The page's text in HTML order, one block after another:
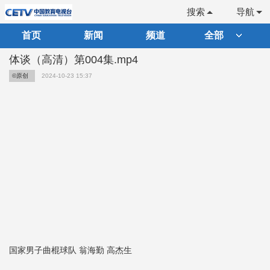
导航
搜索
首页 新闻 频道 全部
体谈（高清）第004集.mp4
©原创 2024-10-23 15:37
国家男子曲棍球队 翁海勤 高杰生